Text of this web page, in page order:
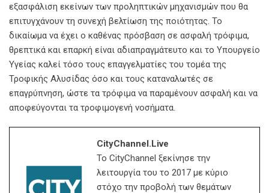
εξασφάλιση εκείνων των προληπτικών μηχανισμών που θα
επιτυγχάνουν τη συνεχή βελτίωση της ποιότητας. Το
δικαίωμα να έχει ο καθένας πρόσβαση σε ασφαλή τρόφιμα,
θρεπτικά και επαρκή είναι αδιαπραγμάτευτο και το Υπουργείο
Υγείας καλεί τόσο τους επαγγελματίες του τομέα της
Τροφικής Αλυσίδας όσο και τους καταναλωτές σε
επαγρύπνηση, ώστε τα τρόφιμα να παραμένουν ασφαλή και να
αποφεύγονται τα τροφιμογενή νοσήματα.
CityChannel.live
Το CityChannel ξεκίνησε την
λειτουργία του το 2017 με κύριο
στόχο την προβολή των θεμάτων